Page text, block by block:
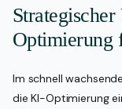
Optimierung
Im schnell
die KI-Optimierung